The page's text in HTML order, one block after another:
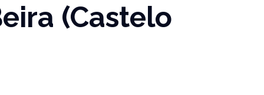
(Castelo